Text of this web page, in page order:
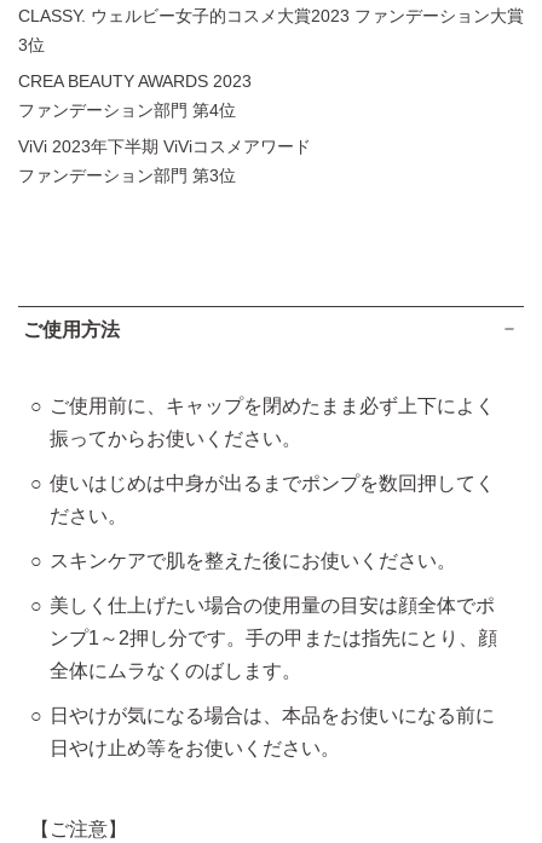
CLASSY. ウェルビー女子的コスメ大賞2023 ファンデーション大賞
3位
CREA BEAUTY AWARDS 2023
ファンデーション部門 第4位
ViVi 2023年下半期 ViViコスメアワード
ファンデーション部門 第3位
ご使用方法
ご使用前に、キャップを閉めたまま必ず上下によく
振ってからお使いください。
使いはじめは中身が出るまでポンプを数回押してく
ださい。
スキンケアで肌を整えた後にお使いください。
美しく仕上げたい場合の使用量の目安は顔全体でポ
ンプ1～2押し分です。手の甲または指先にとり、顔
全体にムラなくのばします。
日やけが気になる場合は、本品をお使いになる前に
日やけ止め等をお使いください。
【ご注意】